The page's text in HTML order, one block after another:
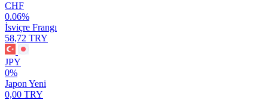
CHF
0.06%
İsviçre Frangı
58,72 TRY
JPY
0%
Japon Yeni
0,00 TRY